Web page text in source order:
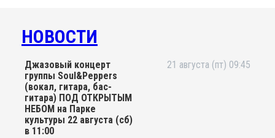
НОВОСТИ
Джазовый концерт
группы Soul&Peppers
(вокал, гитара, бас-
гитара) ПОД ОТКРЫТЫМ
НЕБОМ на Парке
культуры 22 августа (сб)
в 11:00
21 августа (пт) 09:45